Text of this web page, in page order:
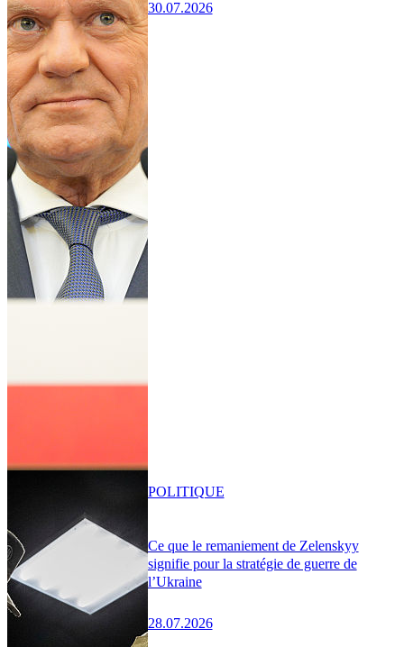
30.07.2026
Ce que le remaniement de Zelenskyy
signifie pour la stratégie de guerre de
l’Ukraine
28.07.2026
POLITIQUE